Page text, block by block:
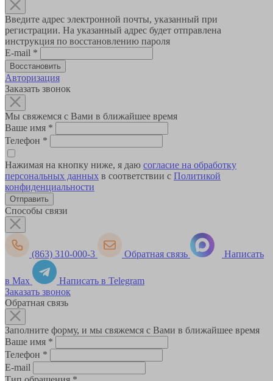
Введите адрес электронной почты, указанный при
регистрации. На указанный адрес будет отправлена
инструкция по восстановлению пароля
E-mail *
Авторизация
Заказать звонок
Мы свяжемся с Вами в ближайшее время
Ваше имя *
Телефон *
Нажимая на кнопку ниже, я даю согласие на обработку
персональных данных в соответствии с Политикой
конфиденциальности
Способы связи
(863) 310-000-3 Обратная связь Написать
в Max
Написать в Telegram
Заказать звонок
Обратная связь
Заполните форму, и мы свяжемся с Вами в ближайшее время
Ваше имя *
Телефон *
E-mail